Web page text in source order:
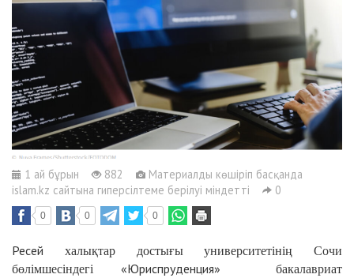
1 ай бұрын 882
Материалды көшіріп басқанда
islam.kz сайтына гиперсілтеме берілуі міндетті
0
0 0 0
Ресей
халықтар достығы университетінің Сочи
бөлімшесіндегі «Юриспруденция» бакалавриат